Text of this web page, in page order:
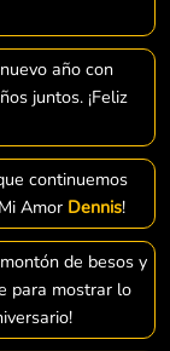
año con
juntos. ¡Feliz
continuemos
Amor Dennis!
de besos y
para mostrar lo